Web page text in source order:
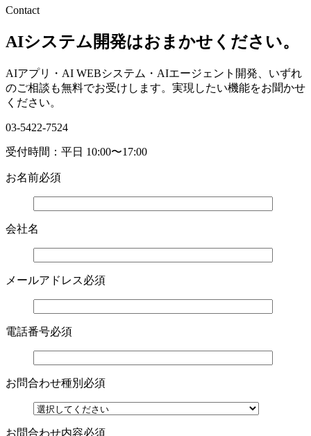
Contact
AIシステム開発はおまかせください。
AIアプリ・AI WEBシステム・AIエージェント開発、いずれ
のご相談も無料でお受けします。実現したい機能をお聞かせ
ください。
03-5422-7524
受付時間：平日 10:00〜17:00
お名前必須
会社名
メールアドレス必須
電話番号必須
お問合わせ種別 必須
お問合わせ内容必須